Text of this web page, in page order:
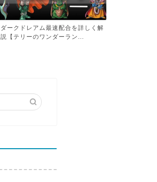
ダークドレアム最速RTA(タイムア
タック)【テリーのワン...